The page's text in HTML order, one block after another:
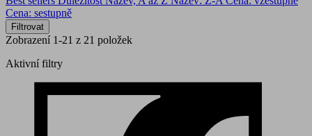
Cena: sestupně
Filtrovat
Zobrazení 1-21 z 21 položek
Aktivní filtry